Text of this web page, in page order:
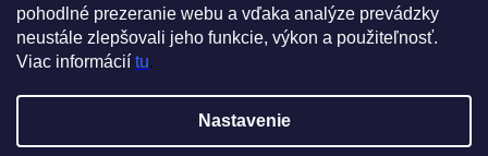
pohodlné prezeranie webu a vďaka analýze prevádzky
neustále zlepšovali jeho funkcie, výkon a použiteľnosť.
Viac informácií tu.
Nastavenie
Prijímame online platby